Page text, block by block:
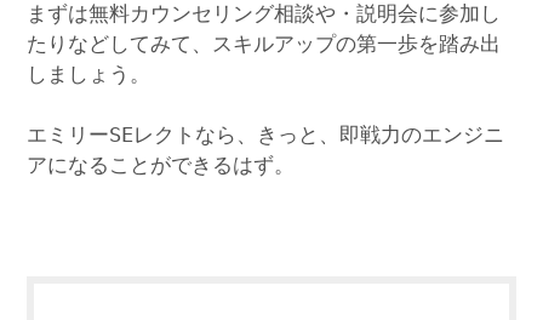
まずは無料カウンセリング相談や・説明会に参加し
たりなどしてみて、スキルアップの第一歩を踏み出
しましょう。
エミリーSEレクトなら、きっと、即戦力のエンジニ
アになることができるはず。